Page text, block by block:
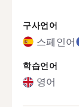
구사언어
스페인어
학습언어
영어